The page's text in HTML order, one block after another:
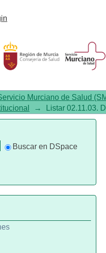
Murciano de Salud
→ Listar 02.11.03.
Buscar en DSpace